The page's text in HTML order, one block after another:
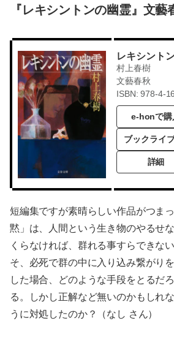
『レキシントンの幽霊』文藝
レキシント
村上春樹
文藝春秋
ISBN: 978-4-
e-honで購
ブックライ
詳細
短編集ですが素晴らしい作品がつま
黙」は、人間という生き物のやるせ
くらなければ、群れる事すらできな
そ、必死で群の中に入り込み繋がり
した場合、どのような手段をとるだ
る。しかし正解など無いのかもしれ
うに対処したのか？（なし さん）